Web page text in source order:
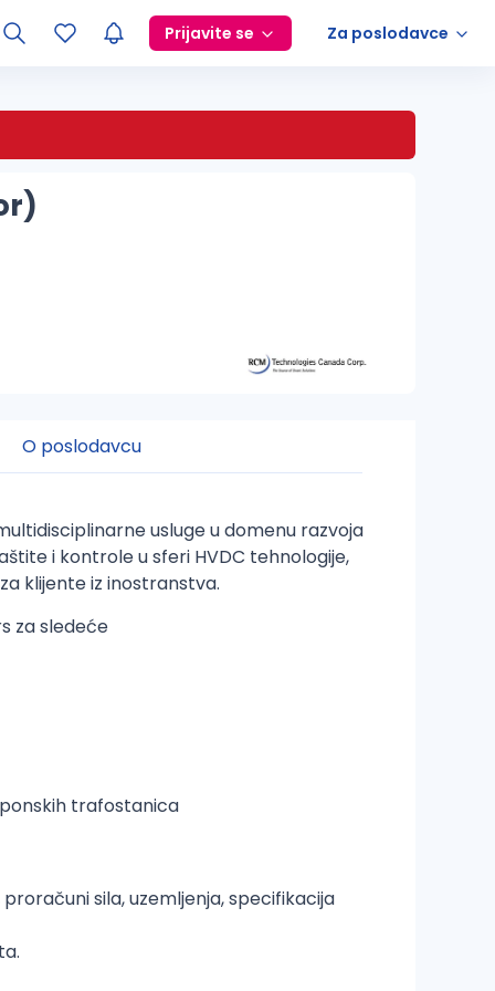
Prijavite se Za poslodavce
O poslodavcu
usluge u domenu razvoja
i kontrole u sferi HVDC tehnologije,
klijente iz inostranstva.
za sledeće
trafostanica
sila, uzemljenja, specifikacija